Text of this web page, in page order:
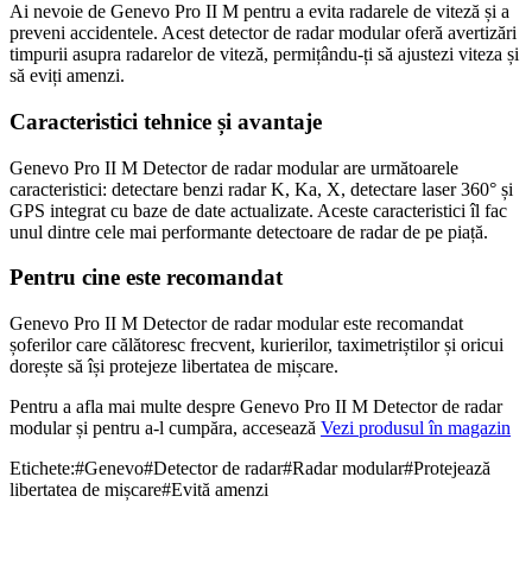
Ai nevoie de Genevo Pro II M pentru a evita radarele de viteză și a
preveni accidentele. Acest detector de radar modular oferă avertizări
timpurii asupra radarelor de viteză, permițându-ți să ajustezi viteza și
să eviți amenzi.
Caracteristici tehnice și avantaje
Genevo Pro II M Detector de radar modular are următoarele
caracteristici: detectare benzi radar K, Ka, X, detectare laser 360° și
GPS integrat cu baze de date actualizate. Aceste caracteristici îl fac
unul dintre cele mai performante detectoare de radar de pe piață.
Pentru cine este recomandat
Genevo Pro II M Detector de radar modular este recomandat
șoferilor care călătoresc frecvent, kurierilor, taximetriștilor și oricui
dorește să își protejeze libertatea de mișcare.
Pentru a afla mai multe despre Genevo Pro II M Detector de radar
modular și pentru a-l cumpăra, accesează Vezi produsul în magazin
Etichete:#Genevo#Detector de radar#Radar modular#Protejează
libertatea de mișcare#Evită amenzi